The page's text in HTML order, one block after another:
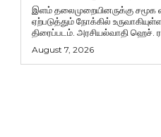
இளம் தலைமுறையினருக்கு சமூக
ஏற்படுத்தும் நோக்கில்
திரைப்படம். அரசியல்வாதி ஹெச்.
August 7, 2026